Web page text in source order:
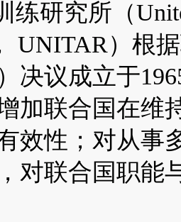
练研究所 （
UNITAR） 根
决议成立于
加联合国在维
效性；对从事
对联合国职能